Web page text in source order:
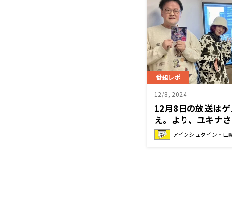
番組レポ
12/8, 2024
12月8日の放送は
え。より、ユキナ
場！人として認識
のついていなかっ
アインシュタイン・